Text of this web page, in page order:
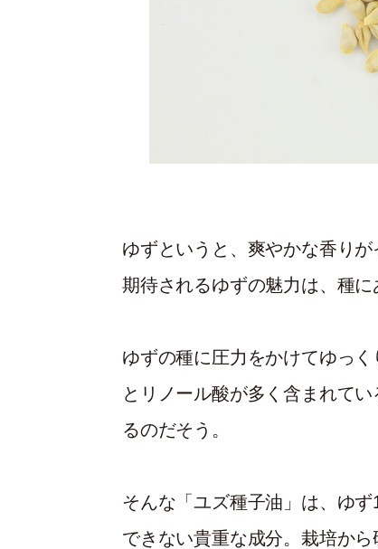
ゆずというと、爽やかな香り
期待されるゆずの魅力は、種に
ゆずの種に圧力をかけてゆっ
とリノール酸が多く含まれて
るのだそう。
そんな「ユズ種子油」は、ゆ
できない貴重な成分。栽培か